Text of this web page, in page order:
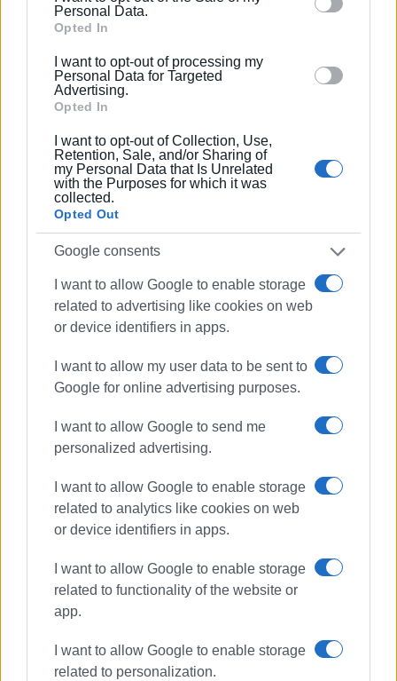
behaviour. You may click to grant or deny consent to
Google and its third-party tags to use your data for
section.
Personal Data.
Opted In
I want to opt-out of processing my
Personal Data for Targeted
Advertising.
Opted In
I want to opt-out of Collection, Use,
Retention, Sale, and/or Sharing of
my Personal Data that Is Unrelated
with the Purposes for which it was
collected.
Opted Out
Google consents
I want to allow Google to enable storage
related to advertising like cookies on web
or device identifiers in apps.
I want to allow my user data to be sent to
Google for online advertising purposes.
I want to allow Google to send me
personalized advertising.
I want to allow Google to enable storage
related to analytics like cookies on web
or device identifiers in apps.
I want to allow Google to enable storage
related to functionality of the website or
app.
I want to allow Google to enable storage
related to personalization.
συνεχώς επιταχυνόμενο ρυθμό, και στις αρχές
η αυξητική τάση υποχώρησε, ο ρυθμός εμφάνισης νέων
κρουσμάτων μειώθηκε και σταθεροποιήθηκε το
Δεκέμβριο. Στα τέλη Δεκεμβρίου εμφανίζεται και πάλι
Κατά τους επόμενους δύο χειμερινούς μήνες θα
χρειασθεί ιδιαίτερη προσοχή και προσπάθεια, για να
περιοριστούν οι συνέπειες και οι διαστάσεις ενός
πιθανού τρίτου κύματος. Μετά και την αυξημένη
κινητικότητα στη διάρκεια των γιορτών είναι πιθανό να
παρουσιαστεί εντονότερη αυξητική τάση, που θα πρέπει
να ελεγχθεί άμεσα.
Η επίδραση του εμβολιαστικού προγράμματος στον
έλεγχο της επιδημίας αναμένεται να εμφανισθεί μετά
το τέλος του χειμώνα, και με την προϋπόθεση ότι το
ικανοποιητικούς ρυθμούς. Μέχρι τότε η επιδημία
μπορεί να παραμείνει υπό έλεγχο μόνο με την επίμονη
Εμφανίσεις: 113
Ακολουθήστε το enimerosi στοFacebook